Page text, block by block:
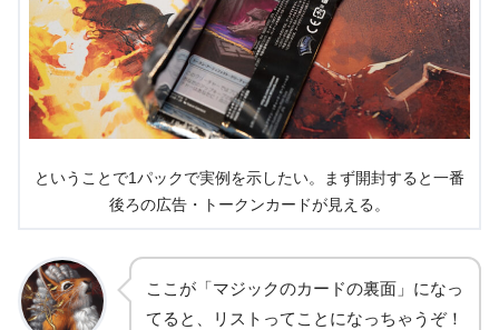
ということで1パックで実例を示したい。まず開封すると一番
後ろの広告・トークンカードが見える。
ここが「マジックのカードの裏面」になっ
てると、リストってことになっちゃうぞ！